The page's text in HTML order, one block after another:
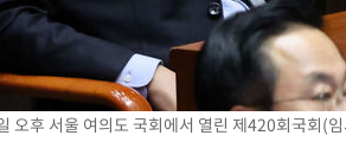
생제품 15% 관세, 120일 후
명령 서명
스닥 0.06%↓
오후 서울 여의도 국회에서 열린 제420회국회(